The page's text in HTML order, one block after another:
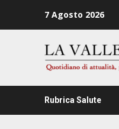
7 Agosto 2026
Rubrica Salute